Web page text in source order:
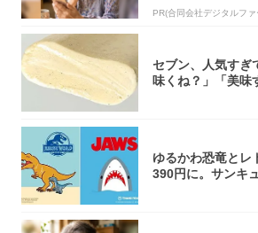
PR(合同会社デジタルファ
セブン、人気す
味くね？」「美味
ゆるかわ恐竜とレ
390円に。サンキ